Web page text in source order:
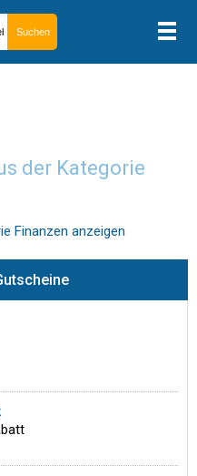
der Kategorie
Finanzen anzeigen